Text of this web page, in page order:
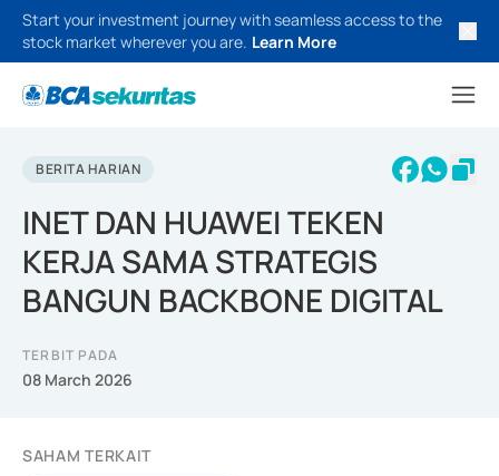
Start your investment journey with seamless access to the
stock market wherever you are. Learn More
BERITA HARIAN
INET DAN HUAWEI TEKEN
KERJA SAMA STRATEGIS
BANGUN BACKBONE DIGITAL
TERBIT PADA
08 March 2026
SAHAM TERKAIT